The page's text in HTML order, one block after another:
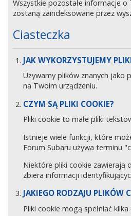
Wszystkie pozostałe informacje
zostaną zaindeksowane przez
Ciasteczka
JAK WYKORZYSTUJEMY
Używamy plików znanych jako
na Twoim urządzeniu.
CZYM SĄ PLIKI COOKIE?
Pliki cookie to małe pliki
Istnieje wiele funkcji, które
Forum Subaru używa terminu
Niektóre pliki cookie zawierają
zbiera informacji
JAKIEGO RODZAJU PLIKÓW
Pliki cookie mogą spełniać